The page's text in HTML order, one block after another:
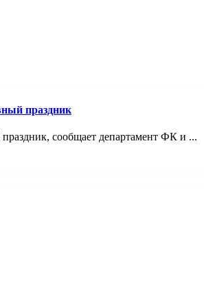
праздник
сообщает департамент ФК и ...